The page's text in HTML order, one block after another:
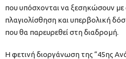
που υπόσχονται να ξεσηκώσουν
πλαγιολίσθηση και υπερβολική
που θα παρευρεθεί στη διαδρομή.
H φετινή διοργάνωση της “45ης